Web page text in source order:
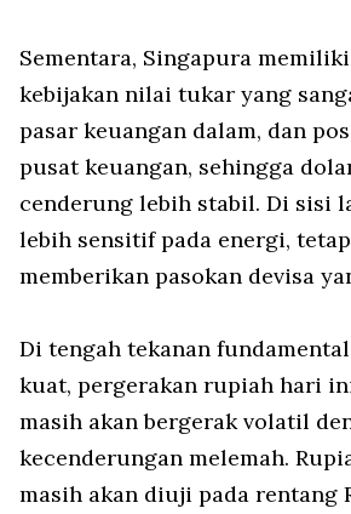
Sementara, Singapura
kebijakan nilai tukar yang
pasar keuangan dalam, dan
pusat keuangan, sehingga
cenderung lebih stabil. Di sisi
lebih sensitif pada energi,
memberikan pasokan devisa
Di tengah tekanan
kuat, pergerakan rupiah hari
masih akan bergerak volatil
kecenderungan melemah.
masih akan diuji pada rentang